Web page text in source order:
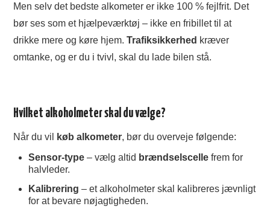
Men selv det bedste alkometer er ikke 100 % fejlfrit. Det
bør ses som et hjælpeværktøj – ikke en fribillet til at
drikke mere og køre hjem.Trafiksikkerhed kræver
omtanke, og er du i tvivl, skal du lade bilen stå.
Hvilket alkoholmeter skal du vælge?
Når du vil køb alkometer, bør du overveje følgende:
Sensor-type – vælg altid brændselscelle frem for
halvleder.
Kalibrering – et alkoholmeter skal kalibreres jævnligt
for at bevare nøjagtigheden.